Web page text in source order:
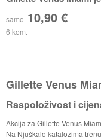
samo 10,90 €
6 kom.
Gillette Venus
Raspoloživost i
Akcija za Gillette Venus
Na Njuškalo katalozima